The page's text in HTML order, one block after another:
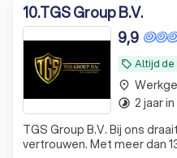
10.TGS Group B.V.
local_offer Altijd de
9,9
TGS Group B.V. Bij ons
vertrouwen. Met meer dan
place
timelapse 2 jaar